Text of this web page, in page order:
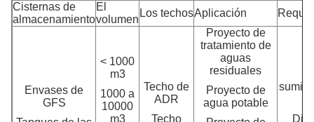
Cisternas de
almacenamiento
El
volumen
Los techosAplicación
Envases de
GFS
< 1000
m3
1000 a
10000
m3
Techo de
ADR
Techo
Proyecto de
tratamiento de
aguas
residuales
Proyecto de
agua potable